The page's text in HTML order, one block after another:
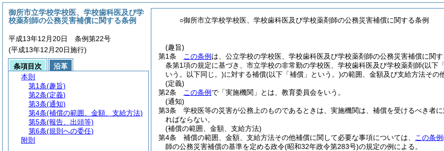
○御所市立学校学校医、学校歯科医及び学校薬剤師の公務災害補償に関する条例
(趣旨)
第1条
この条例 は、公立学校の学校医、学校歯科医及び学校薬剤師の公務災害補償に関
条第1項の規定に基づき、市立学校の非常勤の学校医、学校歯科医及び学校薬剤師(以下
いう。以下同じ。)に対する補償(以下「補償」という。)の範囲、金額及び支給方法その
(定義)
第2条
この条例 で「実施機関」とは、教育委員会をいう。
(通知)
第3条
学校医等の災害が公務上のものであるときは、実施機関は、補償を受けるべき者
ればならない。
(補償の範囲、金額、支給方法)
第4条
補償の範囲、金額、支給方法その他補償に関して必要な事項については、 この条例
師の公務災害補償の基準を定める政令(昭和32年政令第283号)の規定の例による。
御所市立学校学校医、学校歯科医及び学
校薬剤師の公務災害補償に関する条例
平成13年12月20日 条例第22号
(平成13年12月20日施行)
条項目次
沿革
本則
第1条(趣旨)
第2条(定義)
第3条(通知)
第4条(補償の範囲、金額、支給方法)
第5条(報告、出頭等)
第6条(規則への委任)
附則